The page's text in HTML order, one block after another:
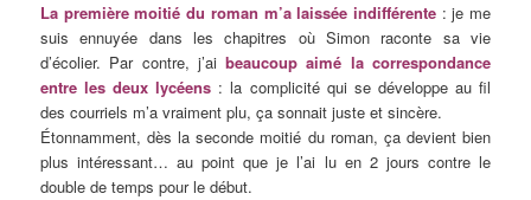
La première moitié du roman m’a laissée indifférente: je me
suis ennuyée dans les chapitres où Simon raconte sa vie
d’écolier. Par contre, j’aibeaucoup aimé la correspondance
entre les deux lycéens : la complicité qui se développe au fil
des courriels m’a vraiment plu, ça sonnait juste et sincère.
Étonnamment, dès la seconde moitié du roman, ça devient bien
plus intéressant… au point que je l’ai lu en 2 jours contre le
double de temps pour le début.